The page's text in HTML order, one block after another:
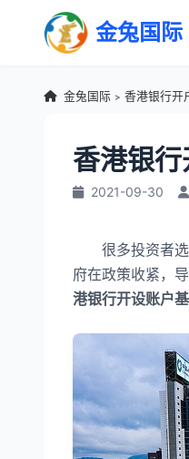
金兔国际
金兔国际 > 香港银行开
香港银
2021-09-30
很多投资者选
府在政策收紧，
港银行开设账户基